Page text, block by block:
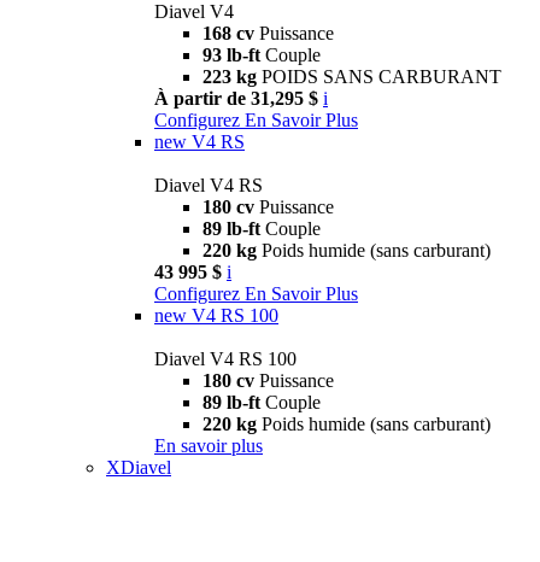
Diavel V4
168 cv Puissance
93 lb-ft Couple
223 kg POIDS SANS CARBURANT
À partir de 31,295 $ i
Configurez En Savoir Plus
new V4 RS
Diavel V4 RS
180 cv Puissance
89 lb-ft Couple
220 kg Poids humide (sans carburant)
43 995 $ i
Configurez En Savoir Plus
new V4 RS 100
Diavel V4 RS 100
180 cv Puissance
89 lb-ft Couple
220 kg Poids humide (sans carburant)
En savoir plus
XDiavel